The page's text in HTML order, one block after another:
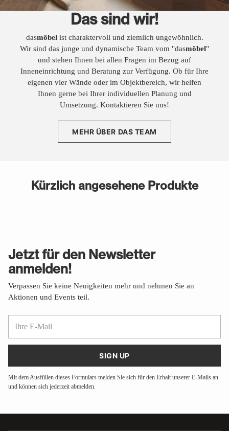
Das sind wir!
dasmöbelist charaktervoll und ziemlich ungewöhnlich.
Wir sind das junge und dynamische Team vom "dasmöbel"
und stehen Ihnen bei allen Fragen im Bezug auf
Inneneinrichtung und Beratung zur Verfügung. Ob für Ihre
eigenen vier Wände oder im Objektbereich, wir helfen
Ihnen gerne bei Ihrer individuellen Planung und
Umsetzung. Kontaktieren Sie uns!
MEHR ÜBER DAS TEAM
Kürzlich angesehene Produkte
Jetzt für den Newsletter
anmelden!
Verpassen Sie keine Neuigkeiten mehr und nehmen Sie an
Aktionen und Events teil.
SIGN UP
Mit dem Ausfüllen dieses Formulars melden Sie sich für den Erhalt unserer E-Mails an
und können sich jederzeit abmelden.